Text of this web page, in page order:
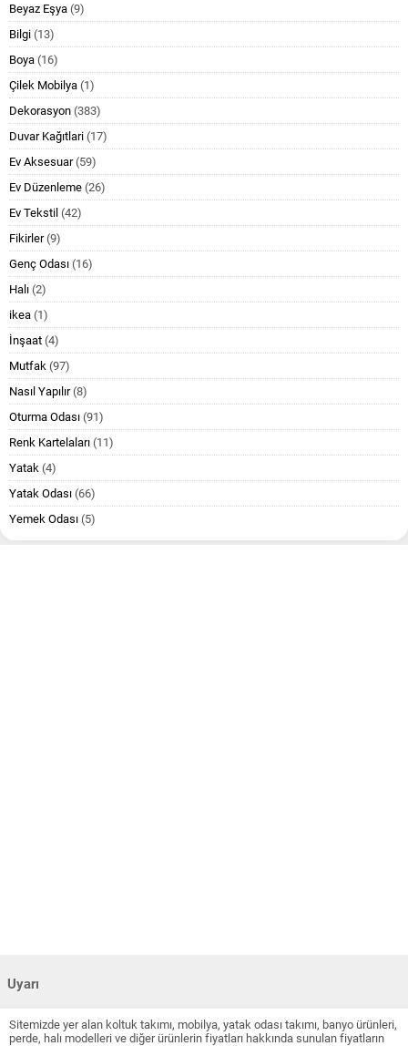
Beyaz Eşya (9)
Bilgi (13)
Boya (16)
Çilek Mobilya (1)
Dekorasyon (383)
Duvar Kağıtlari (17)
Ev Aksesuar(59)
Ev Düzenleme (26)
Ev Tekstil (42)
Fikirler(9)
Genç Odası (16)
Halı (2)
ikea (1)
İnşaat (4)
Mutfak (97)
Nasıl Yapılır(8)
Oturma Odası (91)
Renk Kartelaları (11)
Yatak (4)
Yatak Odası (66)
Yemek Odası (5)
Uyarı
Sitemizde yer alan koltuk takımı, mobilya, yatak odası takımı, banyo ürünleri,
perde, halı modelleri ve diğer ürünlerin fiyatları hakkında sunulan fiyatların